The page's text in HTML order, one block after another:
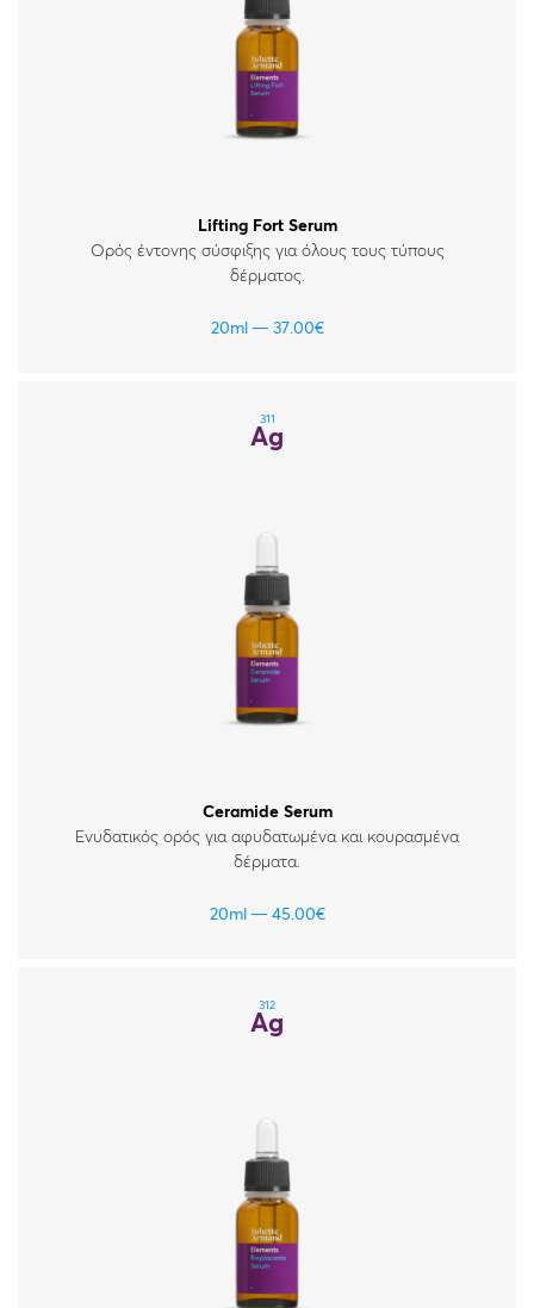
Lifting Fort Serum
Ορός έντονης σύσφιξης για όλους τους τύπους
δέρματος.
20ml 37.00€
311
Ag
Ceramide Serum
Ενυδατικός ορός για αφυδατωμένα και κουρασμένα
δέρματα.
20ml 45.00€
312
Ag